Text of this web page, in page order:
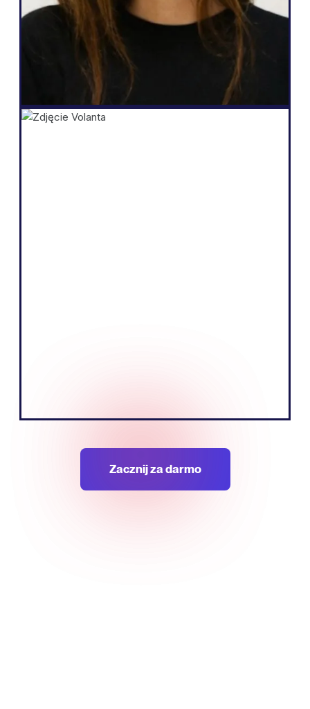
pomocą zaledwie kilku kliknięć".
Salomé Amar
Założyciel
Zacznij za darmo